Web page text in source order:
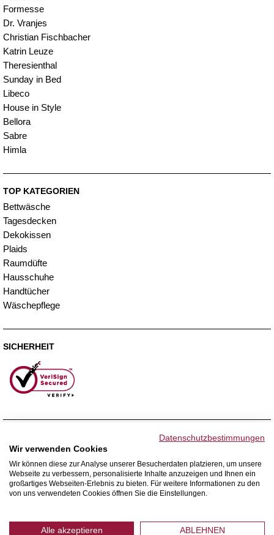
Formesse
Dr. Vranjes
Christian Fischbacher
Katrin Leuze
Theresienthal
Sunday in Bed
Libeco
House in Style
Bellora
Sabre
Himla
TOP KATEGORIEN
Bettwäsche
Tagesdecken
Dekokissen
Plaids
Raumdüfte
Hausschuhe
Handtücher
Wäschepflege
SICHERHEIT
WIR VERSENDEN MIT
Datenschutzbestimmungen
Wir verwenden Cookies
Wir können diese zur Analyse unserer Besucherdaten platzieren, um unsere
Webseite zu verbessern, personalisierte Inhalte anzuzeigen und Ihnen ein
großartiges Webseiten-Erlebnis zu bieten. Für weitere Informationen zu den
von uns verwendeten Cookies öffnen Sie die Einstellungen.
Alle akzeptieren ABLEHNEN